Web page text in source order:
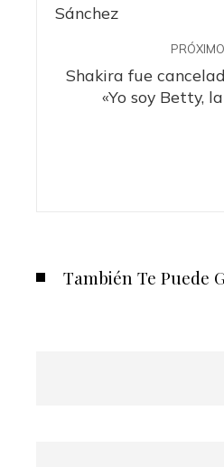
Shakira fue
«Yo soy Betty,
También Te Puede